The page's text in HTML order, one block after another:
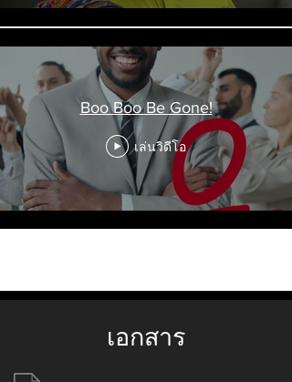
Boo Boo Be Gone!
เล่นวิดีโอ
เอกสาร